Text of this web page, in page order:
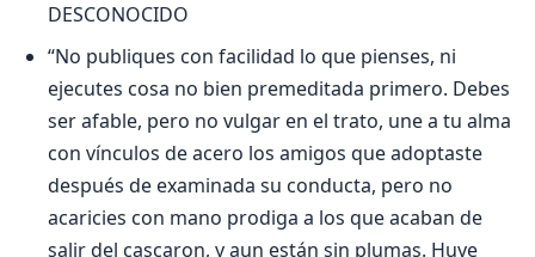
DESCONOCIDO
“No publiques con facilidad lo que pienses, ni
ejecutes cosa no bien premeditada primero. Debes
ser afable, pero no vulgar en el trato, une a tu alma
con vínculos de acero los amigos que adoptaste
después de examinada su conducta, pero no
acaricies con mano prodiga a los que acaban de
salir del cascaron, y aun están sin plumas. Huye